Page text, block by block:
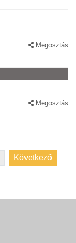
Megosztás
Megosztás
Következő